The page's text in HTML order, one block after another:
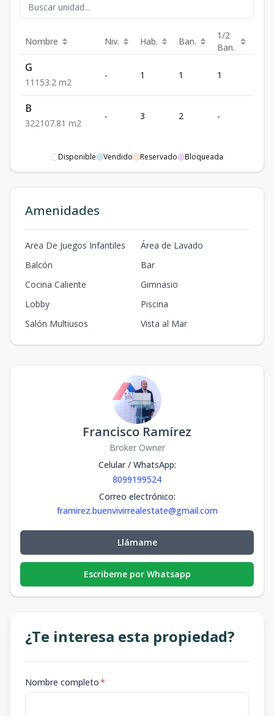
Nombre Niv. Hab. Ban.
1/2
Ban.
G
1 1 1 53.2 m2
- 1 1 1
B
322107.81 m2
- 3 2 -
Disponible Vendido Reservado Bloqueada
Amenidades
Area De Juegos Infantiles
Área de Lavado
Balcón
Bar
Cocina Caliente
Gimnasio
Lobby
Piscina
Salón Multiusos
Vista al Mar
Francisco Ramírez
Broker Owner
Celular / WhatsApp:
8099199524
Correo electrónico:
framirez.buenvivirrealestate@gmail.com
Llámame
Escribeme por Whatsapp
¿Te interesa esta propiedad?
Nombre completo*